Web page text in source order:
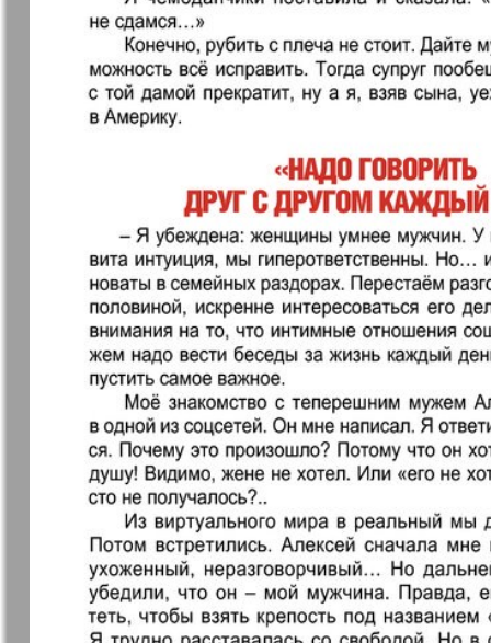
3
7
13
19
25
31
37
43
МК-Германия
планета мнений
МК-
Новые Земляки nord.Aktuell
Panorama-mir Партнер
Русский вояж
Архив необновляющихся на сайте изданий
7плюс7я Авангард
Анонс Антенна